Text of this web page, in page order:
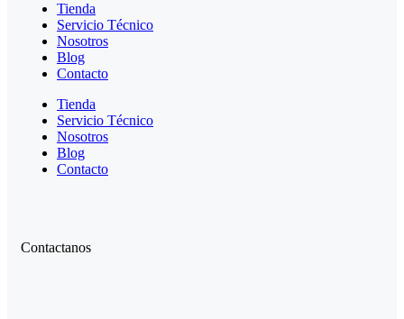
Tienda
Servicio Técnico
Nosotros
Blog
Contacto
Tienda
Servicio Técnico
Nosotros
Blog
Contacto
Contactanos